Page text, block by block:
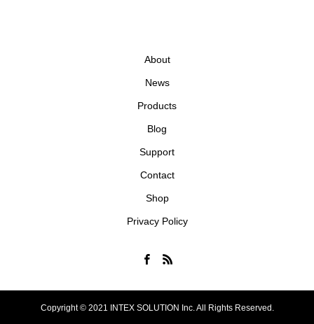
About
News
Products
Blog
Support
Contact
Shop
Privacy Policy
Copyright © 2021 INTEX SOLUTION Inc. All Rights Reserved.